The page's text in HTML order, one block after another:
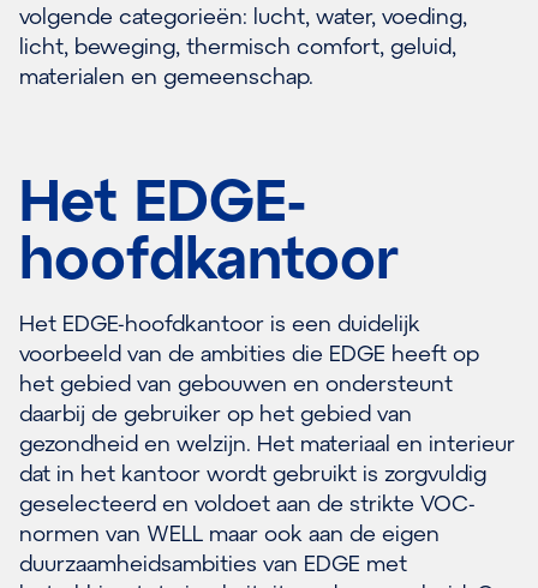
volgende categorieën: lucht, water, voeding,
licht, beweging, thermisch comfort, geluid,
materialen en gemeenschap.
Het EDGE-
hoofdkantoor
Het EDGE-hoofdkantoor is een duidelijk
voorbeeld van de ambities die EDGE heeft op
het gebied van gebouwen en ondersteunt
daarbij de gebruiker op het gebied van
gezondheid en welzijn. Het materiaal en interieur
dat in het kantoor wordt gebruikt is zorgvuldig
geselecteerd en voldoet aan de strikte VOC-
normen van WELL maar ook aan de eigen
duurzaamheidsambities van EDGE met